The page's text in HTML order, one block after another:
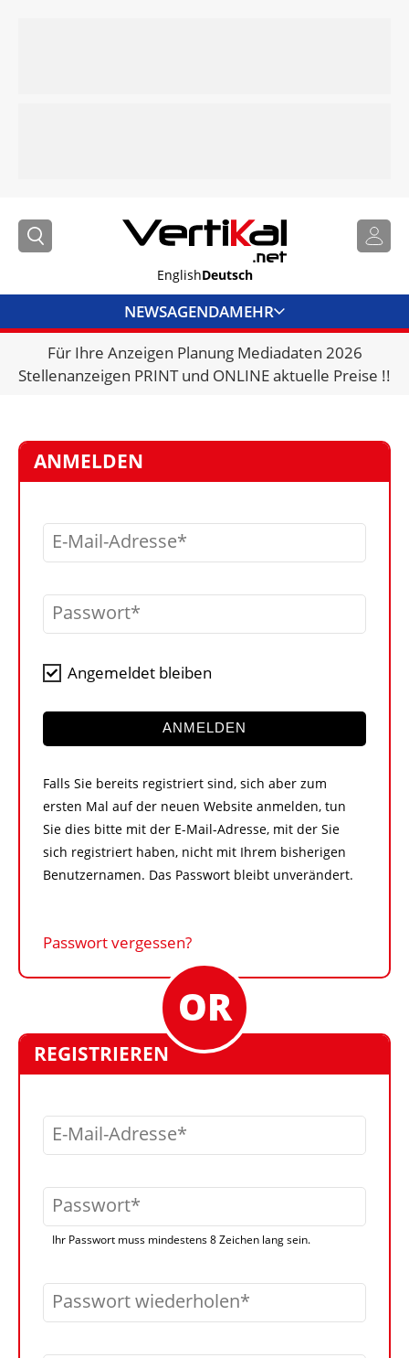
EnglishDeutsch
NEWSAGENDAMEHR
BRANCHENLINKS
VERMIETER
VIDEOS
BIBLIOTHEK
KRAN & BÜHNE
KONTAKT
Für Ihre Anzeigen Planung Mediadaten 2026
Stellenanzeigen PRINT und ONLINE aktuelle Preise !!
ANMELDEN
E-Mail-Adresse
Passwort
Angemeldet bleiben
ANMELDEN
Falls Sie bereits registriert sind, sich aber zum
ersten Mal auf der neuen Website anmelden, tun
Sie dies bitte mit der E-Mail-Adresse, mit der Sie
sich registriert haben, nicht mit Ihrem bisherigen
Benutzernamen. Das Passwort bleibt unverändert.
Passwort vergessen?
REGISTRIEREN
E-Mail-Adresse
Passwort
Ihr Passwort muss mindestens 8 Zeichen lang sein.
Passwort wiederholen